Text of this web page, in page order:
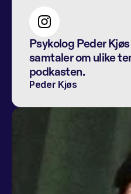
Psykolog Peder
samtaler om ulike
podkasten.
Peder Kjøs